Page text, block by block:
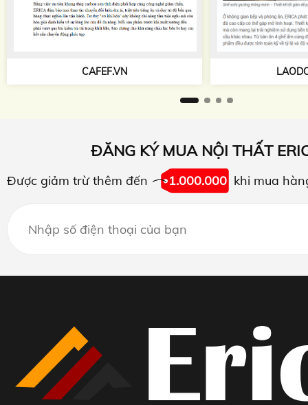
LAODONG.VN
ĐĂNG KÝ MUA NỘI THẤT
Được giảm trừ thêm đến 1.000.000 khi mua